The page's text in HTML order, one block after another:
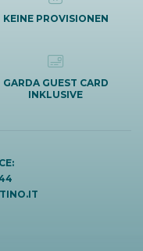
KEINE PROVISIONEN
GARDA GUEST CARD
INKLUSIVE